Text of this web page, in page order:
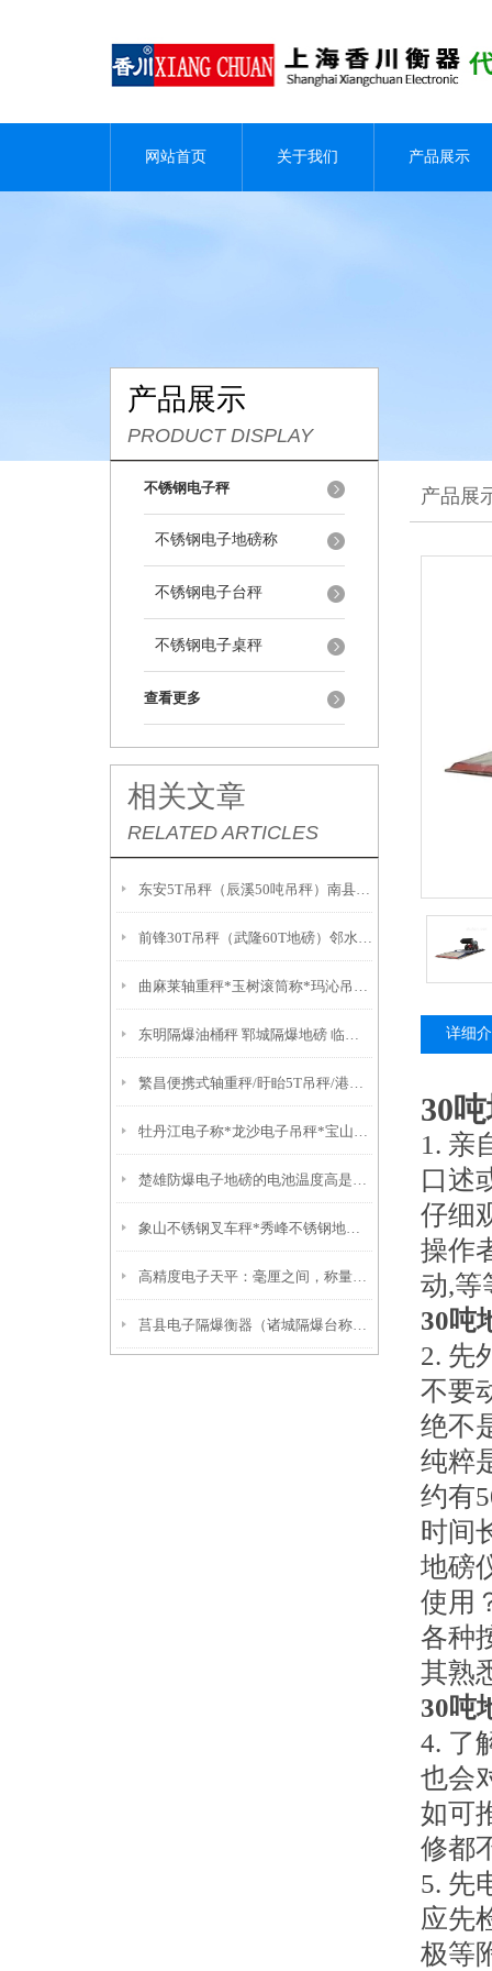
网站首页 关于我们 产品展示
产品展示
PRODUCT DISPLAY
不锈钢电子秤
不锈钢电子地磅称
不锈钢电子台秤
不锈钢电子桌秤
查看更多
相关文章
RELATED ARTICLES
东安5T吊秤（辰溪50吨吊秤）南县防爆二氧化碳充装秤）息烽100T地磅
前锋30T吊秤（武隆60T地磅）邻水挂钩称
曲麻莱轴重秤*玉树滚筒称*玛沁吊机秤
东明隔爆油桶秤 郓城隔爆地磅 临清防爆钢瓶秤
繁昌便携式轴重秤/盱眙5T吊秤/港闸轨道衡器/高港10吨汽车衡
牡丹江电子称*龙沙电子吊秤*宝山防爆电子吊称*集贤耐高温吊秤
楚雄防爆电子地磅的电池温度高是否会爆炸？
象山不锈钢叉车秤*秀峰不锈钢地磅*佛冈60T吊秤*阳山3吨吊秤
高精度电子天平：毫厘之间，称量世界的真实
莒县电子隔爆衡器（诸城隔爆台称）汶上带双色报警灯电子秤技术参数
产品展
详细
30
1. 亲
口述
仔细
操作
动,等
30吨
2. 先
不要
绝不
纯粹
约有
时间
地磅
使用
各种
其熟
30吨
4. 了
也会
如可
修都
5. 先
应先
极等